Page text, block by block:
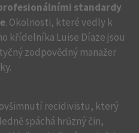
standardy
. Okolnosti, které vedly k
křídelníka Luise Díaze jsou
zodpovědný manažer
recidivistu, který
spáchá hrůzný čin,